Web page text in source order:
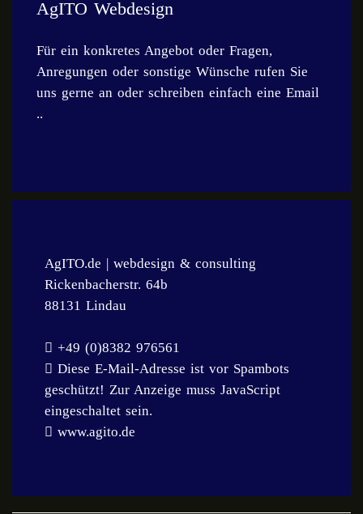
AgITO Webdesign
Für ein konkretes Angebot oder Fragen,
Anregungen oder sonstige Wünsche rufen Sie
uns gerne an oder schreiben einfach eine Email
..
AgITO.de | webdesign & consulting
Rickenbacherstr. 64b
88131 Lindau
+49 (0)8382 976561
Diese E-Mail-Adresse ist vor Spambots
geschützt! Zur Anzeige muss JavaScript
eingeschaltet sein.
www.agito.de